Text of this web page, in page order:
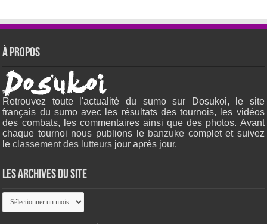
À propos
Retrouvez toute l'actualité du sumo sur Dosukoi, le site
français du sumo avec les résultats des tournois, les vidéos
des combats, les commentaires ainsi que des photos. Avant
chaque tournoi nous publions le banzuke complet et suivez
leclassement des lutteurs jour après jour.
Les archives du site
Les
archives